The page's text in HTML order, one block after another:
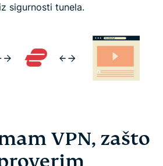
sigurnosti tunela.
VPN, zašto